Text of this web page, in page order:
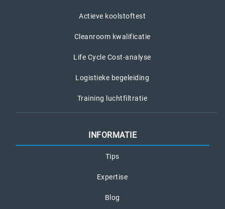
Actieve koolstoftest
Cleanroom kwalificatie
Life Cycle Cost-analyse
Logistieke begeleiding
Training luchtfiltratie
INFORMATIE
Tips
Expertise
Blog